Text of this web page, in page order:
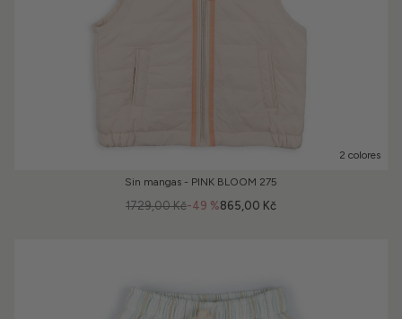
2 colores
Sin mangas - PINK BLOOM 275
-49 %
1729,00 Kč 865,00 Kč